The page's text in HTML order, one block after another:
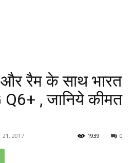
और रैम के साथ भारत
, जानिये कीमत
2017 0
1939